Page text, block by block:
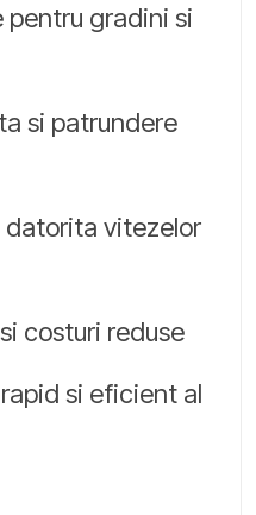
gradini si
si patrundere
datorita vitezelor
costuri reduse
si eficient al